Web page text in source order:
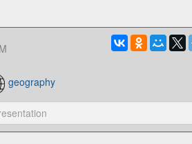
geography